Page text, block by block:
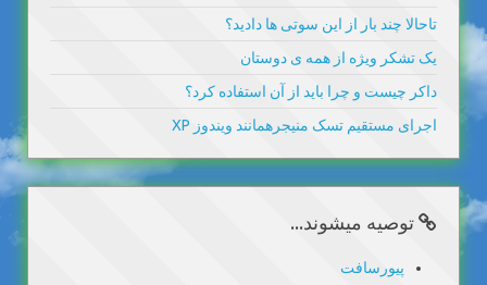
تاحالا چند بار از این سوتی ها دادید؟
یک تشکر ویژه از همه ی دوستان
داکر چیست و چرا باید از آن استفاده کرد؟
اجرای مستقیم تسک منیجرهمانند ویندوز XP
توصیه میشوند...
پیورسافت